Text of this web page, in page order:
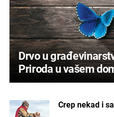
Drvo u
Priroda u vašem
Crep nekad i